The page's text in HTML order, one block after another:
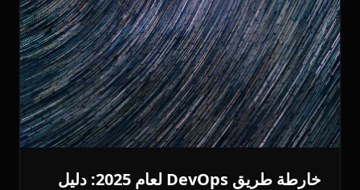
خارطة طريق DevOps لعام 2025: دليل